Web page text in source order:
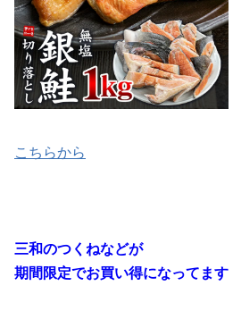
こちらから
三和のつくねなどが
期間限定でお買い得になってます